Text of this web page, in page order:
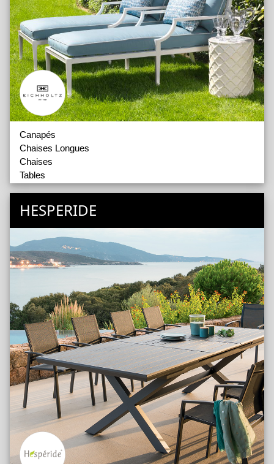
Canapés
Chaises Longues
Chaises
Tables
Accessoires
HESPERIDE